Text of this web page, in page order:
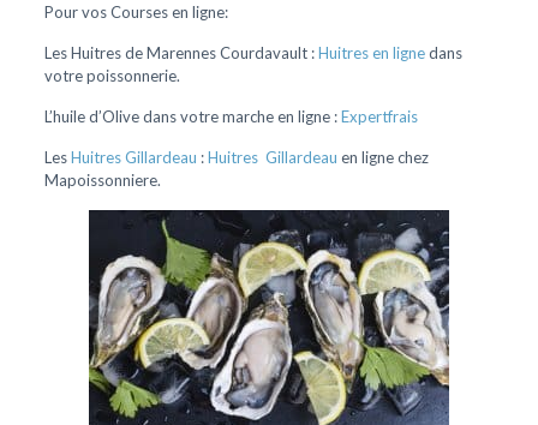
Pour vos Courses en ligne:
Les Huitres de Marennes Courdavault :Huitres en lignedans
votre poissonnerie.
L’huile d’Olive dans votre marche en ligne :Expertfrais
LesHuitres Gillardeau :Huitres Gillardeau en ligne chez
Mapoissonniere.